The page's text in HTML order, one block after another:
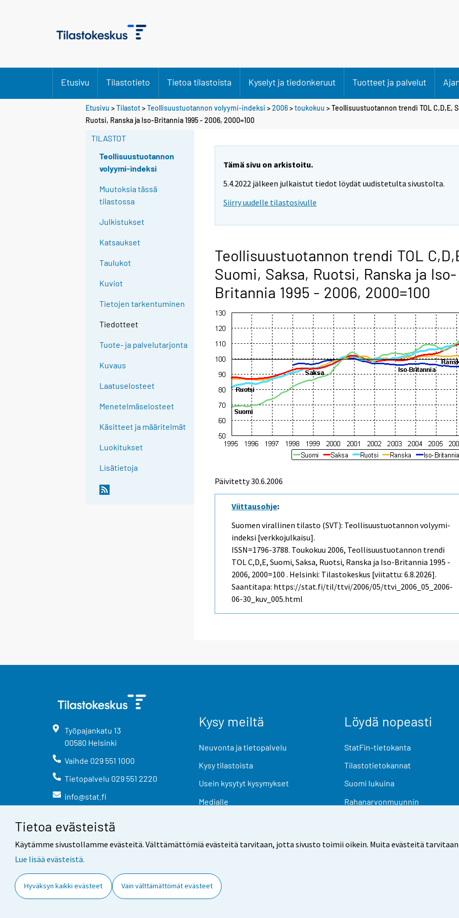
Tietoa evästeistä
Käytämme sivustollamme evästeitä. Välttämättömiä evästeitä tarvitaan, jotta sivusto toimii oikein. Muita evästeitä
Lue lisää evästeistä.
Hyväksyn kaikki evästeet Vain välttämättömät evästeet
Etusivu Tilastotieto Tietoa tilastoista Kyselyt ja tiedonkeruut Tuotteet ja palvelut
Etusivu >Tilastot>Teollisuustuotannon volyymi-indeksi >2006>toukokuu > Teollisuustuotannon trendi TOL C,D,E,
Ruotsi, Ranska ja Iso-Britannia 1995 - 2006, 2000=100
TILASTOT
Teollisuustuotannon
volyymi-indeksi
Muutoksia tässä
tilastossa
Julkistukset
Katsaukset
Taulukot
Kuviot
Tietojen tarkentuminen
Tiedotteet
Tuote- ja palvelutarjonta
Kuvaus
Laatuselosteet
Menetelmäselosteet
Käsitteet ja määritelmät
Luokitukset
Lisätietoja
Tämä sivu on arkistoitu.
5.4.2022 jälkeen julkaistut tiedot löydät uudistetulta sivustolta.
Siirry uudelle tilastosivulle
Teollisuustuotannon trendi TOL
Suomi, Saksa, Ruotsi, Ranska ja Iso-
Britannia 1995 - 2006, 2000=100
Päivitetty30.6.2006
Viittausohje:
Suomen virallinen tilasto (SVT): Teollisuustuotannon volyymi-
indeksi [verkkojulkaisu].
ISSN=1796-3788. Toukokuu 2006, Teollisuustuotannon trendi
TOL C,D,E, Suomi, Saksa, Ruotsi, Ranska ja Iso-Britannia 1995 -
2006, 2000=100 . Helsinki: Tilastokeskus [viitattu: 6.8.2026].
Saantitapa: https://stat.fi/til/ttvi/2006/05/ttvi_2006_05_2006-
06-30_kuv_005.html
Työpajankatu 13
00580 Helsinki
Vaihde 029 551 1000
Tietopalvelu 029 551 2220
info@stat.fi
Kysy meiltä
Neuvonta ja tietopalvelu
Kysy tilastoista
Usein kysytyt kysymykset
Medialle
Löydä nopeasti
StatFin-tietokanta
Tilastotietokannat
Suomi lukuina
Rahanarvonmuunnin
Yhteystiedot Palaute